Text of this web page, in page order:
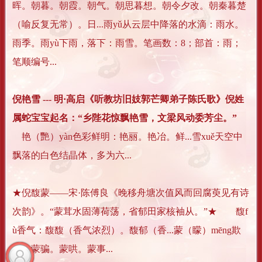
晖。朝暮。朝霞。朝气。朝思暮想。朝令夕改。朝秦暮楚
（喻反复无常）。日...雨yǔ从云层中降落的水滴：雨水。
雨季。雨yù下雨，落下：雨雪。笔画数：8；部首：雨；
笔顺编号...
倪艳雪 --- 明·高启《听教坊旧妓郭芒卿弟子陈氏歌》倪姓
属蛇宝宝起名：“乡陛花惊飘艳雪，文梁风动委芳尘。”
艳（艷）yàn色彩鲜明：艳丽。艳冶。鲜...雪xuě天空中
飘落的白色结晶体，多为六...
★倪馥蒙——宋·陈傅良《晚移舟塘次值风而回腐萸见有诗
次韵》。“蒙茸水固薄荷荡，省郁田家核袖从。”★ 馥f
ù香气：馥馥（香气浓烈）。馥郁（香...蒙（矇）mēng欺
骗：蒙骗。蒙哄。蒙事...